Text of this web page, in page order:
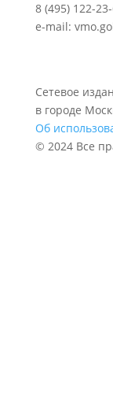
8 (495) 122-
e-mail:
Сетевое
в городе
Об
© 2024 Все